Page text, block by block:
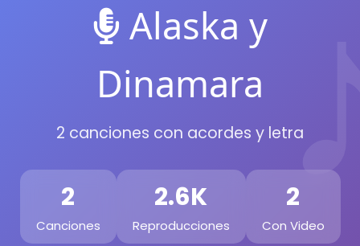
Alaska y
Dinamara
2 canciones con acordes y letra
2
Canciones
2.6K
Reproducciones
2
Con Video